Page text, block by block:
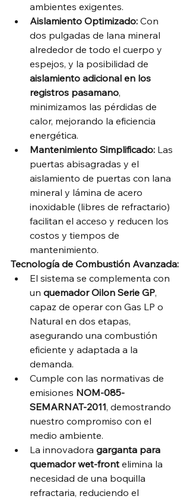
ambientes exigentes.
Aislamiento Optimizado: Con
dos pulgadas de lana mineral
alrededor de todo el cuerpo y
espejos, y la posibilidad de
aislamiento adicional en los
registros pasamano,
minimizamos las pérdidas de
calor, mejorando la eficiencia
energética.
Mantenimiento Simplificado: Las
puertas abisagradas y el
aislamiento de puertas con lana
mineral y lámina de acero
inoxidable (libres de refractario)
facilitan el acceso y reducen los
costos y tiempos de
mantenimiento.
Tecnología de Combustión Avanzada:
El sistema se complementa con
un quemador Oilon Serie GP,
capaz de operar con Gas LP o
Natural en dos etapas,
asegurando una combustión
eficiente y adaptada a la
demanda.
Cumple con las normativas de
emisiones NOM-085-
SEMARNAT-2011, demostrando
nuestro compromiso con el
medio ambiente.
La innovadora garganta para
quemador wet-front elimina la
necesidad de una boquilla
refractaria, reduciendo el